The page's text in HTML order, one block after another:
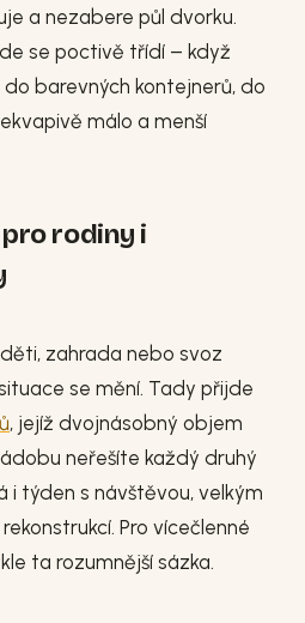
a nezabere půl dvorku.
se poctivě třídí – když
barevných kontejnerů, do
málo a menší
rodiny i
zahrada nebo svoz
se mění. Tady přijde
, jejíž dvojnásobný objem
neřešíte každý druhý
i týden s návštěvou, velkým
Pro vícečlenné
ta rozumnější sázka.